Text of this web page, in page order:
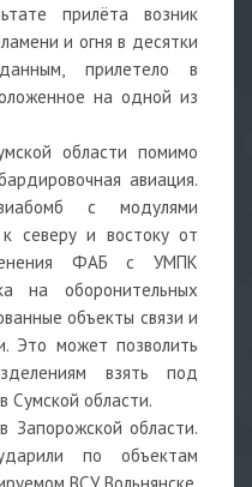
прилёта возник
и огня в десятки
прилетело в
на одной из
области помимо
авиация.
с модулями
северу и востоку от
ФАБ с УМПК
на оборонительных
объекты связи и
Это может позволить
взять под
Сумской области.
области.
по объектам